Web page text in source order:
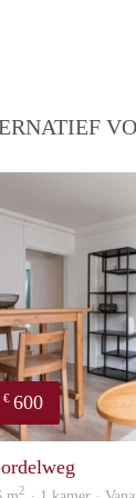
€ 600
2